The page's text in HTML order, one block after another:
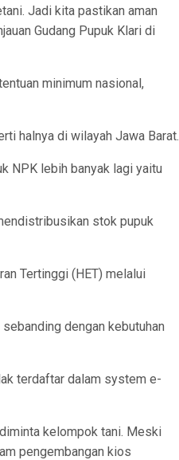
Jadi kita pastikan aman
Gudang Pupuk Klari di
minimum nasional,
halnya di wilayah Jawa Barat.
NPK lebih banyak lagi yaitu
stok pupuk
Tertinggi (HET) melalui
dengan kebutuhan
terdaftar dalam system e-
kelompok tani. Meski
pengembangan kios